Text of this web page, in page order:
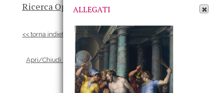
Ricerca Opere-Risultato
<< torna indietro
Apri/Chiudi scheda Allegati
ALLEGATI